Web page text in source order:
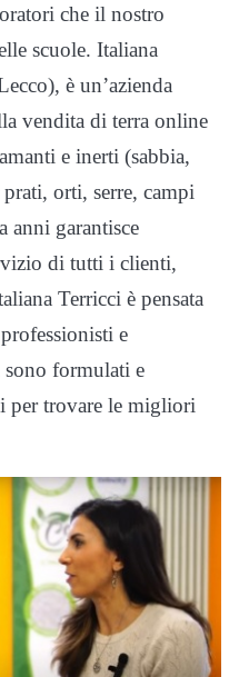
che il nostro
scuole. Italiana
è un’azienda
vendita di terra online
e inerti (sabbia,
orti, serre, campi
anni garantisce
di tutti i clienti,
Terricci è pensata
e
sono formulati e
per trovare le migliori